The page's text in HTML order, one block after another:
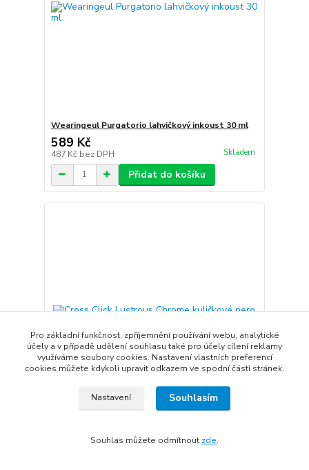
Wearingeul Purgatorio lahvičkový inkoust 30 ml
589 Kč
487 Kč bez DPH Skladem
Přidat do košíku
Pro základní funkčnost, zpříjemnění používání webu, analytické
účely a v případě udělení souhlasu také pro účely cílení reklamy
využíváme soubory cookies. Nastavení vlastních preferencí
cookies můžete kdykoli upravit odkazem ve spodní části stránek.
Nastavení Souhlasím
Souhlas můžete odmítnout zde.
Aby rozhodování bylo ještě
100 Kč na Váš první nákup
CHCI